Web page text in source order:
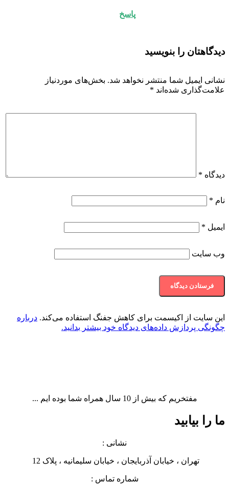
پاسخ
دیدگاهتان را بنویسید
نشانی ایمیل شما منتشر نخواهد شد. بخش‌های موردنیاز
علامت‌گذاری شده‌اند *
دیدگاه *
نام *
ایمیل *
وب‌ سایت
این سایت از اکیسمت برای کاهش جفنگ استفاده می‌کند. درباره
چگونگی پردازش داده‌های دیدگاه خود بیشتر بدانید.
مفتخریم که بیش از 10 سال همراه شما بوده ایم ...
ما را بیابید
نشانی :
تهران ، خیابان آذربایجان ، خیابان سلیمانیه ، پلاک 12
شماره تماس :